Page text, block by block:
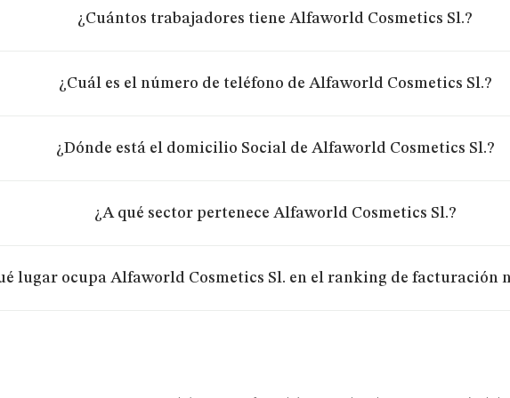
¿Cuántos trabajadores tiene Alfaworld Cosmetics Sl.?
¿Cuál es el número de teléfono de Alfaworld Cosmetics Sl.?
¿Dónde está el domicilio Social de Alfaworld Cosmetics Sl.?
¿A qué sector pertenece Alfaworld Cosmetics Sl.?
lugar ocupa Alfaworld Cosmetics Sl. en el ranking de facturación